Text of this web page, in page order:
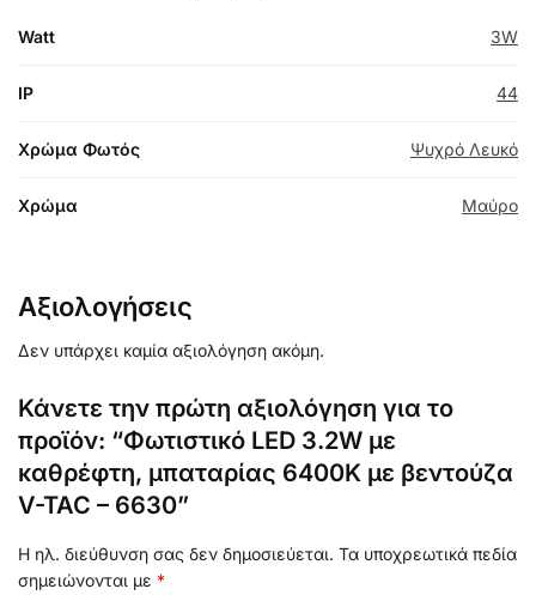
Watt 3W
IP 44
Χρώμα Φωτός Ψυχρό Λευκό
Χρώμα Μαύρο
Αξιολογήσεις
Δεν υπάρχει καμία αξιολόγηση ακόμη.
Κάνετε την πρώτη αξιολόγηση για το
προϊόν: “Φωτιστικό LED 3.2W με
καθρέφτη, μπαταρίας 6400K με βεντούζα
V-TAC – 6630”
Η ηλ. διεύθυνση σας δεν δημοσιεύεται. Τα υποχρεωτικά πεδία
σημειώνονται με *